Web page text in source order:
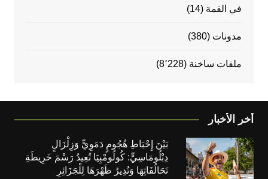
في القمة (14)
مدونات (380)
ملفات ساخنة (8٬228)
أخر الأخبار
بَيْنَ إِحْبَاطِ هُجُومٍ دَمَوِيٍّ وَزِلْزَالٍ
دِبْلُومَاسِيٍّ: كُولُومْبِيَا تُعِيدُ رَسْمَ خَرِيطَةِ
تَحَالُفَاتِهَا وَتُدِيرُ ظَهْرَهَا لِلْجَزَائِرِ